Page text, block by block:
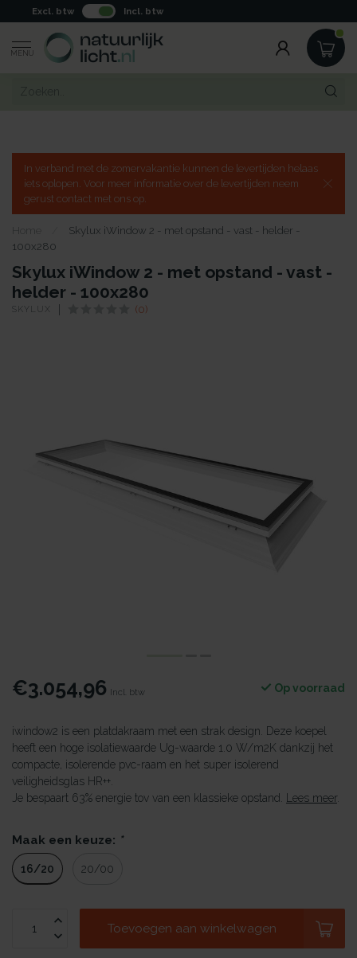
Excl. btw Incl. btw
MENU
In verband met de zomervakantie kunnen de levertijden helaas
iets oplopen. Voor meer informatie over de levertijden neem
gerust contact met ons op.
Home
Skylux iWindow 2 - met opstand - vast - helder -
100x280
Skylux iWindow 2 - met opstand - vast -
helder - 100x280
SKYLUX (0)
€3.054,96 Incl. btw Op voorraad
iwindow2 is een platdakraam met een strak design. Deze koepel
heeft een hoge isolatiewaarde Ug-waarde 1.0 W/m2K dankzij het
compacte, isolerende pvc-raam en het super isolerend
veiligheidsglas HR++.
Je bespaart 63% energie tov van een klassieke opstand.
Lees meer.
Maak een keuze: *
16/20 20/00
Toevoegen aan winkelwagen